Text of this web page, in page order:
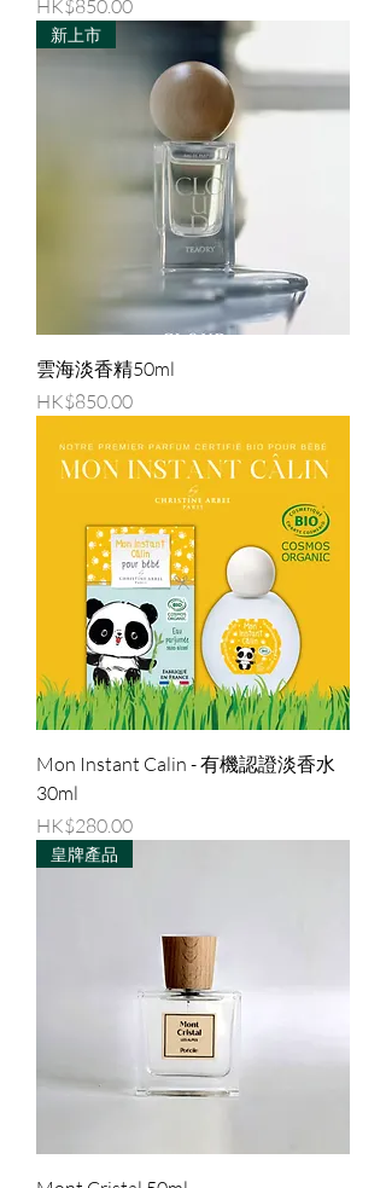
價格
HK$850.00
新上市
雲海淡香精50ml
價格
HK$850.00
Mon Instant Calin - 有機認證淡香水
30ml
價格
HK$280.00
皇牌產品